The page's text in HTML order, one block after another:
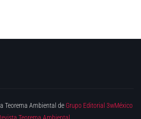
Teorema Ambiental de Grupo Editorial 3wMéxico